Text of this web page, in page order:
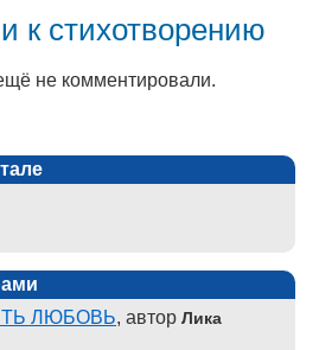
к стихотворению
не комментировали.
ЛЮБОВЬ, автор Лика